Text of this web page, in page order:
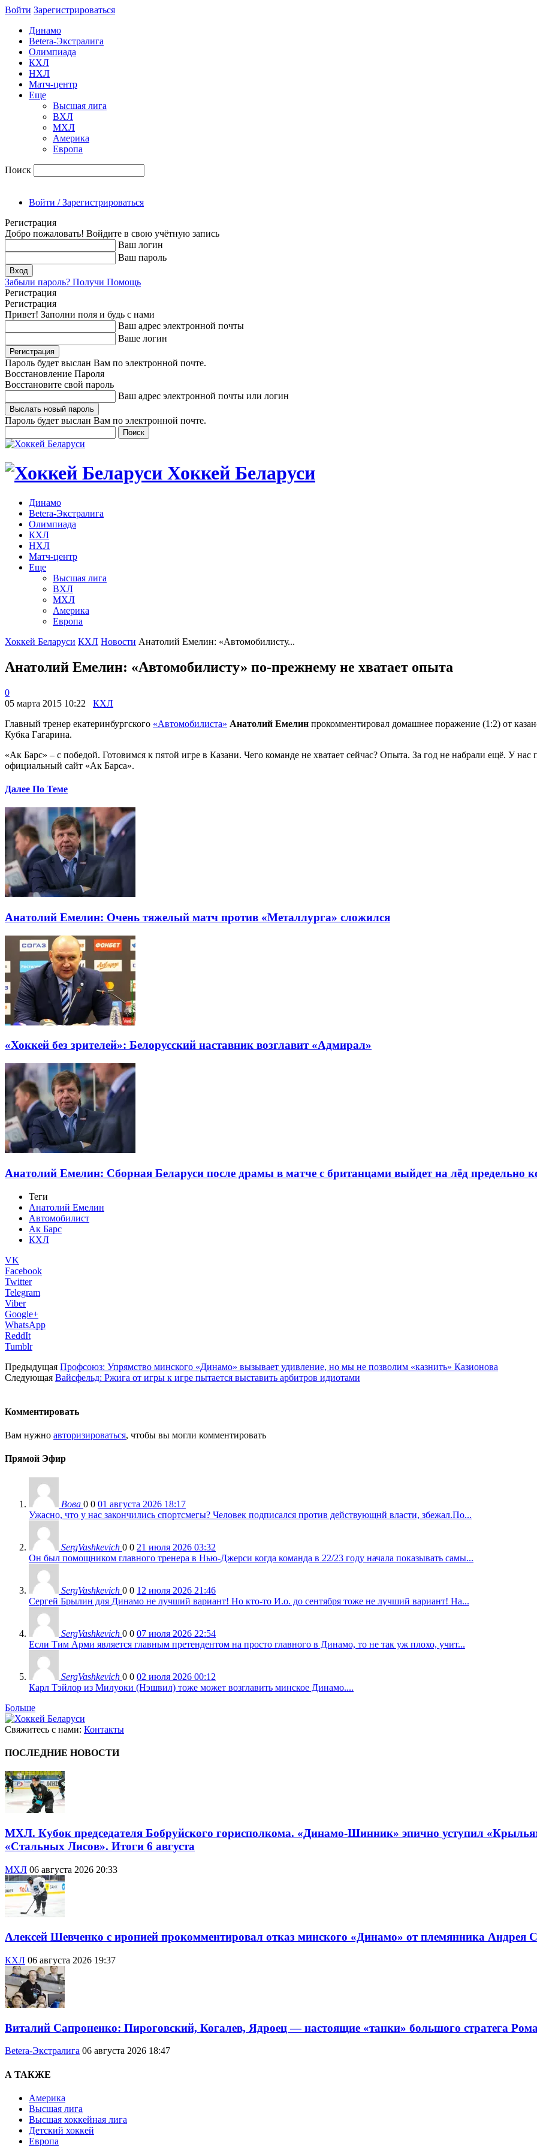
Войти Зарегиcтрироваться
Динамо
Betera-Экстралига
Олимпиада
КХЛ
НХЛ
Матч-центр
Еще
Высшая лига
ВХЛ
МХЛ
Америка
Европа
Поиск
Войти / Зарегистрироваться
Регистрация
Добро пожаловать! Войдите в свою учётную запись
Ваш логин
Ваш пароль
Забыли пароль? Получи Помощь
Регистрация
Регистрация
Привет! Заполни поля и будь с нами
Ваш адрес электронной почты
Ваше логин
Пароль будет выслан Вам по электронной почте.
Восстановление Пароля
Восстановите свой пароль
Ваш адрес электронной почты или логин
Пароль будет выслан Вам по электронной почте.
Хоккей Беларуси
Динамо
Betera-Экстралига
Олимпиада
КХЛ
НХЛ
Матч-центр
Еще
Высшая лига
ВХЛ
МХЛ
Америка
Европа
Хоккей Беларуси КХЛ Новости Анатолий Емелин: «Автомобилисту...
Анатолий Емелин: «Автомобилисту» по-прежнему не хватает опыта
0
05 марта 2015 10:22
КХЛ
Главный тренер екатеринбургского «Автомобилиста» Анатолий Емелин прокомментировал домашнее поражение (1:2) от
Кубка Гагарина.
«Ак Барс» – с победой. Готовимся к пятой игре в Казани. Чего команде не хватает сейчас? Опыта. За год не набрали ещё. У
официальный сайт «Ак Барса».
Далее По Теме
Анатолий Емелин: Очень тяжелый матч против «Металлурга» сложился
«Хоккей без зрителей»: Белорусский наставник возглавит «Адмирал»
Анатолий Емелин: Сборная Беларуси после драмы в матче с британцами выйдет на лёд предельно
Теги
Анатолий Емелин
Автомобилист
Ак Барс
КХЛ
VK
Facebook
Twitter
Telegram
Viber
Google+
WhatsApp
ReddIt
Tumblr
Предыдущая Профсоюз: Упрямство минского «Динамо» вызывает удивление, но мы не позволим «казнить» Казионова
Следующая Вайсфельд: Ржига от игры к игре пытается выставить арбитров идиотами
Комментировать
Вам нужно авторизироваться, чтобы вы могли комментировать
Прямой Эфир
Вова 0 0 01 августа 2026 18:17
Ужасно, что у нас закончились спортсмегы? Человек подписался против действующнй власти, збежал.По...
SergVashkevich 0 0 21 июля 2026 03:32
Он был помощником главного тренера в Нью-Джерси когда команда в 22/23 году начала показывать самы...
SergVashkevich 0 0 12 июля 2026 21:46
Сергей Брылин для Динамо не лучший вариант! Но кто-то И.о. до сентября тоже не лучший вариант! На...
SergVashkevich 0 0 07 июля 2026 22:54
Если Тим Арми является главным претендентом на просто главного в Динамо, то не так уж плохо, учит...
SergVashkevich 0 0 02 июля 2026 00:12
Карл Тэйлор из Милуоки (Нэшвил) тоже может возглавить минское Динамо....
Больше
Свяжитесь с нами: Контакты
ПОСЛЕДНИЕ НОВОСТИ
МХЛ. Кубок председателя Бобруйского горисполкома. «Динамо-Шинник» эпично уступил
«Стальных Лисов». Итоги 6 августа
МХЛ 06 августа 2026 20:33
Алексей Шевченко с иронией прокомментировал отказ минского «Динамо» от племянника Андрея
КХЛ 06 августа 2026 19:37
Виталий Сапроненко: Пироговский, Когалев, Ядроец — настоящие «танки» большого стратега
Betera-Экстралига 06 августа 2026 18:47
А ТАКЖЕ
Америка
Высшая лига
Высшая хоккейная лига
Детский хоккей
Европа